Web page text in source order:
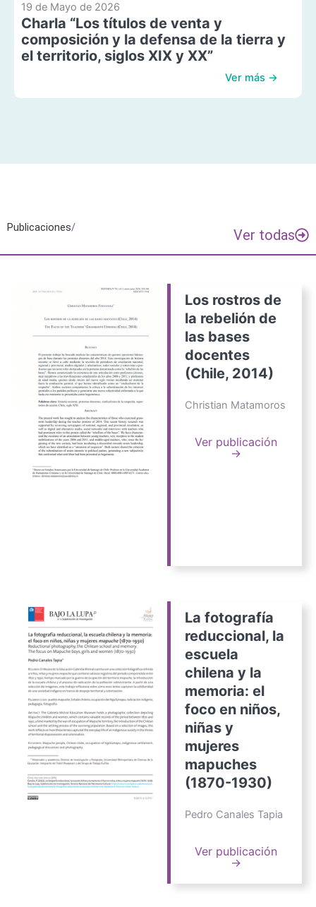
19 de Mayo de 2026
Charla “Los títulos de venta y
composición y la defensa de la tierra y
el territorio, siglos XIX y XX”
Ver más →
Publicaciones/ Ver todas
Los rostros de
la rebelión de
las bases
docentes
(Chile, 2014)
Christian Matamoros
Ver publicación
→
La fotografía
reduccional, la
escuela
chilena y la
memoria: el
foco en niños,
niñas y
mujeres
mapuches
(1870-1930)
Pedro Canales Tapia
Ver publicación
→